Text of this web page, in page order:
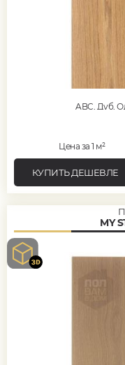
ABC, Дуб,
Цена за 1 м²
КУПИТЬ ДЕШЕВЛЕ
MY